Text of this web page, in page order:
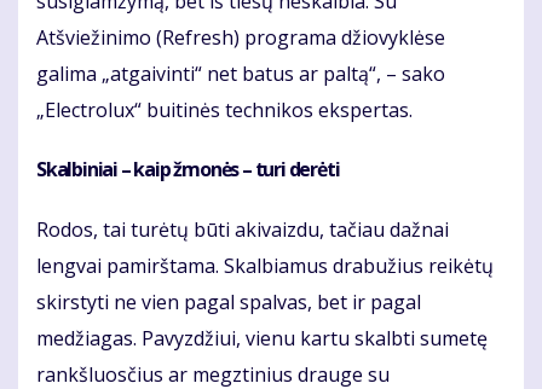
Atšviežinimo (Refresh) programa džiovyklėse
galima „atgaivinti“ net batus ar paltą“, – sako
„Electrolux“ buitinės technikos ekspertas.
Skalbiniai – kaip žmonės – turi derėti
Rodos, tai turėtų būti akivaizdu, tačiau dažnai
lengvai pamirštama. Skalbiamus drabužius reikėtų
skirstyti ne vien pagal spalvas, bet ir pagal
medžiagas. Pavyzdžiui, vienu kartu skalbti sumetę
rankšluosčius ar megztinius drauge su